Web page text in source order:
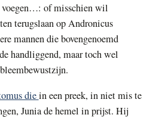
of misschien wil
terugslaan op Andronicus
mannen die bovengenoemd
handliggend, maar toch wel
diein een preek, in niet mis te
Junia de hemel in prijst. Hij